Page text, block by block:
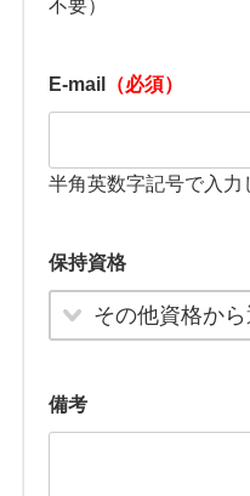
不要）
E-mail （必須）
半角英数字記号で入力
保持資格
その他資格か
備考